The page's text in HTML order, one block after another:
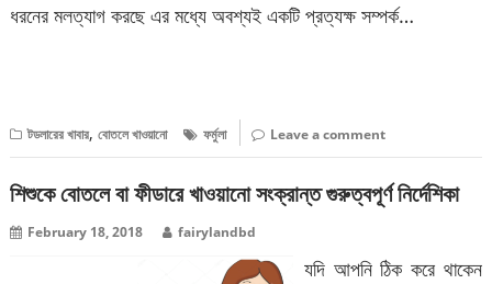
ধরনের মলত্যাগ করছে এর মধ্যে অবশ্যই একটি প্রত্যক্ষ সম্পর্ক…
টডলারের খাবার,বোতলে খাওয়ানো ফর্মুলা Leave a comment
শিশুকে বোতলে বা ফীডারে খাওয়ানো সংক্রান্ত গুরুত্বপূর্ণ নির্দেশিকা
February 18, 2018 fairylandbd
যদি আপনি ঠিক করে থাকেন